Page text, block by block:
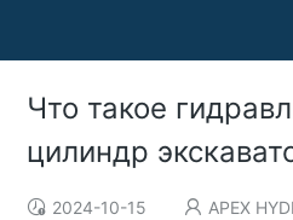
Что такое
цилиндр
2024-10-15 APEX